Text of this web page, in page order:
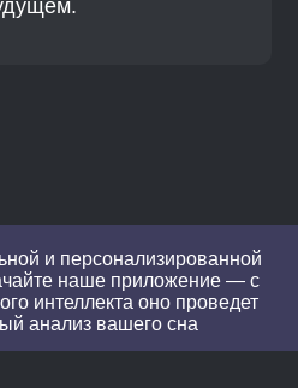
и персонализированной
наше приложение — с
интеллекта оно проведет
анализ вашего сна